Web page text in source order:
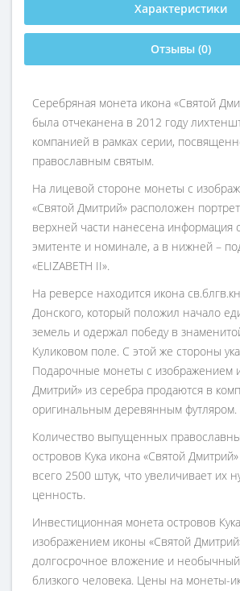
Характеристики
Отзывы (0)
Серебряная монета икона «Святой
была отчеканена в 2012 году
компанией в рамках серии,
православным святым.
На лицевой стороне монеты с
«Святой Дмитрий» расположен
верхней части нанесена информация
эмитенте и номинале, а в нижней –
«ELIZABETH II».
На реверсе находится икона
Донского, который положил начало
земель и одержал победу в
Куликовом поле. С этой же стороны
Подарочные монеты с изображением
Дмитрий» из серебра продаются в
оригинальным деревянным футляром.
Количество выпущенных
островов Кука икона «Святой
всего 2500 штук, что увеличивает их
ценность.
Инвестиционная монета островов
изображением иконы «Святой
долгосрочное вложение и
близкого человека. Цены на монеты-